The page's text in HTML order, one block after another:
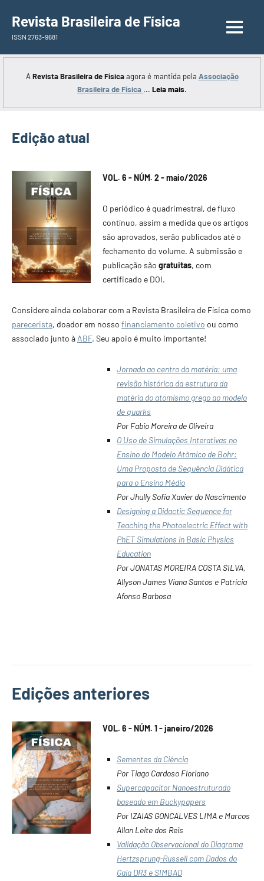
para
conteúdo
Revista Brasileira de Física
ISSN 2763-9681
A Revista Brasileira de Físicaagora é mantida pela Associação
Brasileira de Física ... Leia mais.
Edição atual
VOL. 6 - NÚM. 2 - maio/2026
O periódico é quadrimestral, de fluxo
contínuo, assim a medida que os artigos
são aprovados, serão publicados até o
fechamento do volume. A submissão e
publicação são gratuitas, com
certificado e DOI.
Considere ainda colaborar com a Revista Brasileira de Física como
parecerista, doador em nosso financiamento coletivo ou como
associado junto à ABF. Seu apoio é muito importante!
Jornada ao centro da matéria: uma
revisão histórica da estrutura da
matéria do atomismo grego ao modelo
de quarks
Por Fabio Moreira de Oliveira
O Uso de Simulações Interativas no
Ensino do Modelo Atômico de Bohr:
Uma Proposta de Sequência Didática
para o Ensino Médio
Por Jhully Sofia Xavier do Nascimento
Designing a Didactic Sequence for
Teaching the Photoelectric Effect with
PhET Simulations in Basic Physics
Education
Por JONATAS MOREIRA COSTA SILVA,
Allyson James Viana Santos e Patrícia
Afonso Barbosa
Edições anteriores
VOL. 6 - NÚM. 1 - janeiro/2026
Sementes da Ciência
Por Tiago Cardoso Floriano
Supercapacitor Nanoestruturado
baseado em Buckypapers
Por IZAIAS GONCALVES LIMA e Marcos
Allan Leite dos Reis
Validação Observacional do Diagrama
Hertzsprung-Russell com Dados do
Gaia DR3 e SIMBAD